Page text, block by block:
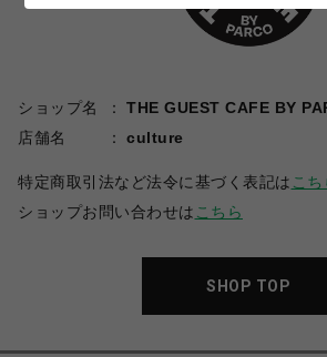
ショップ名
THE GUEST CAFE BY
店舗名
culture
特定商取引法など法令に基づく表記は こち
ショップお問い合わせは こちら
SHOP TOP